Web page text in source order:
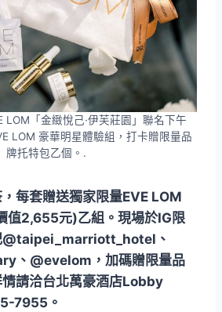
LOM「金緻悅己·伊芙莊園」聯名下午
LOM 豪華明星體驗組，打卡贈限量品
牌托特包乙個。.
每套贈送獨家限量EVE LOM
值2,655元)乙組。現場於IG限
@taipei_marriott_hotel、
、@evelom，加碼贈限量品
請洽台北萬豪酒店Lobby
7955。